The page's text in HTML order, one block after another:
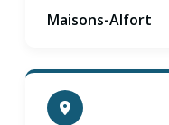
Maisons-Alfort